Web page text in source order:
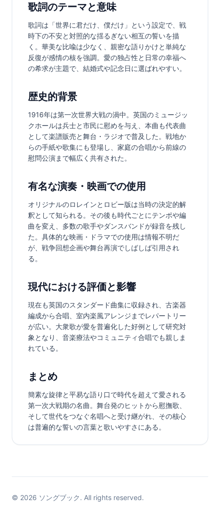
歌詞のテーマと意味
歌詞は「世界に君だけ、僕だけ」という設定で、戦
時下の不安と対照的な揺るぎない相互の誓いを描
く。華美な比喩は少なく、親密な語りかけと単純な
反復が感情の核を強調。愛の独占性と日常の幸福へ
の希求が主題で、結婚式や記念日に選ばれやすい。
歴史的背景
1916年は第一次世界大戦の渦中。英国のミュージッ
クホールは兵士と市民に慰めを与え、本曲も代表曲
として楽譜販売と舞台・ラジオで普及した。戦地か
らの手紙や歌集にも登場し、家庭の合唱から前線の
慰問公演まで幅広く共有された。
有名な演奏・映画での使用
オリジナルのロレインとロビー版は当時の決定的解
釈として知られる。その後も時代ごとにテンポや編
曲を変え、多数の歌手やダンスバンドが録音を残し
た。具体的な映画・ドラマでの使用は情報不明だ
が、戦争回想企画や舞台再演でしばしば引用され
る。
現代における評価と影響
現在も英国のスタンダード曲集に収録され、古楽器
編成から合唱、室内楽風アレンジまでレパートリー
が広い。大衆歌が愛を普遍化した好例として研究対
象となり、音楽療法やコミュニティ合唱でも親しま
れている。
まとめ
簡素な旋律と平易な語り口で時代を超えて愛される
第一次大戦期の名曲。舞台発のヒットから慰撫歌、
そして世代をつなぐ名唱へと受け継がれ、その核心
は普遍的な誓いの言葉と歌いやすさにある。
© 2026 ソングブック. All rights reserved.